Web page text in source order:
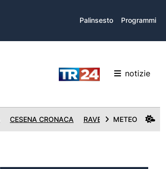
Palinsesto Programmi
notizie
CESENA CRONACA RAVENNA CRONACA
METEO